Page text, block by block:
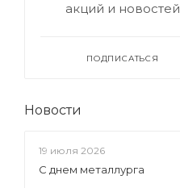
акций и новостей
ПОДПИСАТЬСЯ
Новости
19 июля 2026
С днем металлурга